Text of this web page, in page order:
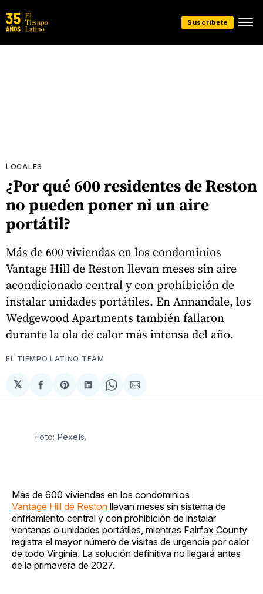
Suscríbete
LOCALES
¿Por qué 600 residentes de Reston
no pueden poner ni un aire
portátil?
Más de 600 viviendas en los condominios
Vantage Hill de Reston llevan meses sin aire
acondicionado central y con prohibición de
instalar unidades portátiles. En Annandale, los
Wedgewood Apartments también fallaron
durante la ola de calor más intensa del año.
EL TIEMPO LATINO TEAM
𝕏
Compartir
en
Share
on
Compartir
en
Share
on
Compartir
via
Foto: Pexels.
Más de 600 viviendas en los condominios
Vantage Hill de Reston llevan meses sin sistema de
enfriamiento central y con prohibición de instalar
ventanas o unidades portátiles, mientras Fairfax County
registra el mayor número de visitas de urgencia por calor
de todo Virginia. La solución definitiva no llegará antes
de la primavera de 2027.